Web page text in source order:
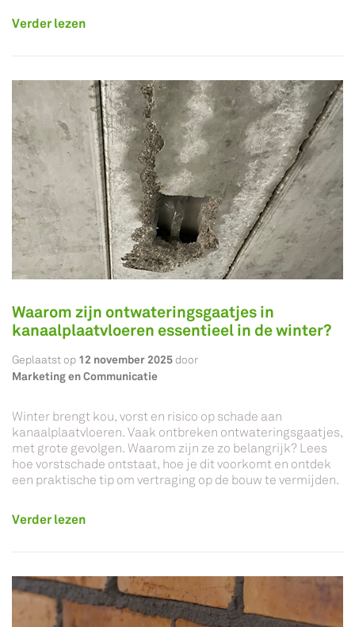
Verder lezen
Waarom zijn ontwateringsgaatjes in
kanaalplaatvloeren essentieel in de winter?
Geplaatst op 12 november 2025door
Marketing en Communicatie
Winter brengt kou, vorst en risico op schade aan
kanaalplaatvloeren. Vaak ontbreken ontwateringsgaatjes,
met grote gevolgen. Waarom zijn ze zo belangrijk? Lees
hoe vorstschade ontstaat, hoe je dit voorkomt en ontdek
een praktische tip om vertraging op de bouw te vermijden.
Verder lezen